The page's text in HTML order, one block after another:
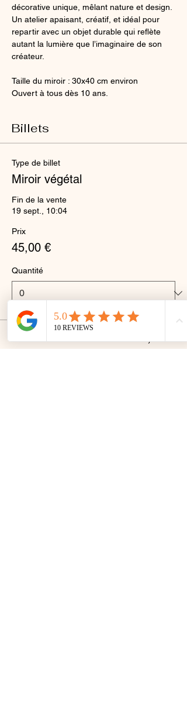
décorative unique, mêlant nature et design.
Un atelier apaisant, créatif, et idéal pour
repartir avec un objet durable qui reflète
autant la lumière que l’imaginaire de son
créateur.
Taille du miroir : 30x40 cm environ
Ouvert à tous dès 10 ans.
Billets
Type de billet
Miroir végétal
Fin de la vente
19 sept., 10:04
Prix
45,00 €
Quantité
Total 0,00 €